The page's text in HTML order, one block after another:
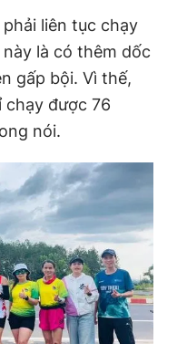
liên tục chạy
là có thêm dốc
gấp bội. Vì thế,
được 76
nói.